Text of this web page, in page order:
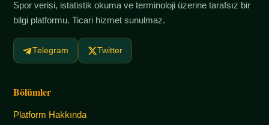
Spor verisi, istatistik okuma ve terminoloji üzerine tarafsız bir
bilgi platformu. Ticari hizmet sunulmaz.
Telegram Twitter
Bölümler
Platform Hakkında